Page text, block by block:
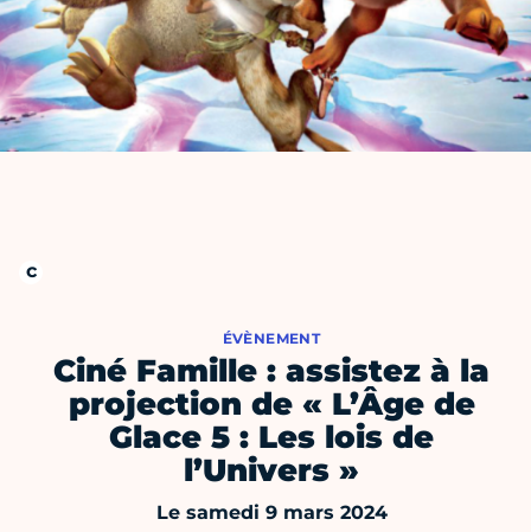
ÉVÈNEMENT
Ciné Famille : assistez à la
projection de « L’Âge de
Glace 5 : Les lois de
l’Univers »
Le samedi 9 mars 2024